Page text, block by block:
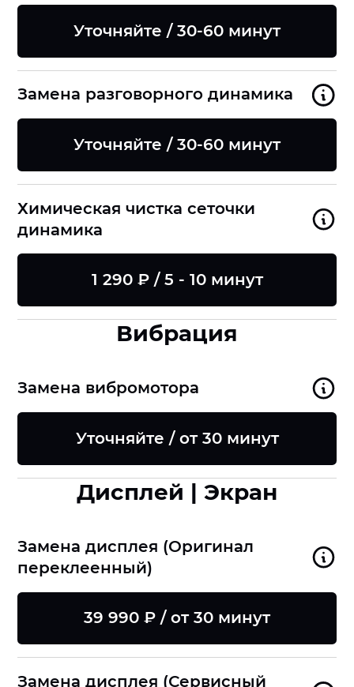
Уточняйте / 30-60 минут
Замена разговорного динамика
Уточняйте / 30-60 минут
Химическая чистка сеточки
динамика
1 290 ₽ / 5 - 10 минут
Вибрация
Замена вибромотора
Уточняйте / от 30 минут
Дисплей | Экран
Замена дисплея (Оригинал
переклеенный)
39 990 ₽ / от 30 минут
Замена дисплея (Сервисный